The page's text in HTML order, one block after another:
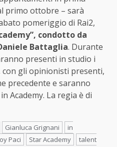
primo ottobre – sarà
pomeriggio di Rai2,
condotto da
Battaglia. Durante
presenti in studio i
gli opinionisti presenti,
precedente e saranno
Academy. La regia è di
Gianluca Grignani
in
Paci Star Academy
talent